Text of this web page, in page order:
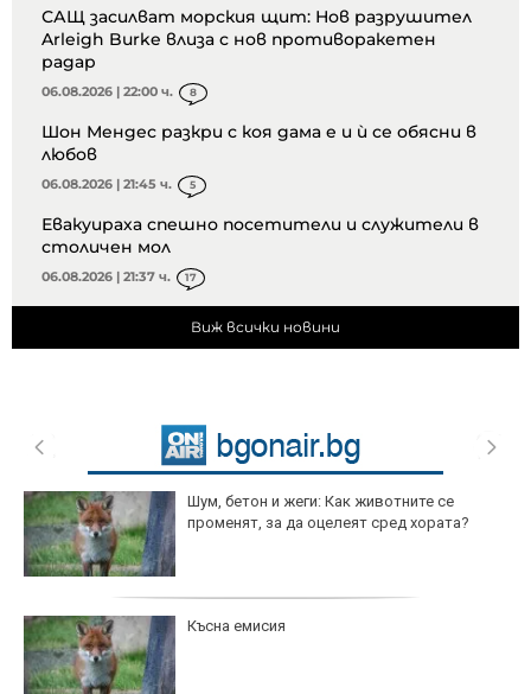
САЩ засилват морския щит: Нов разрушител
Arleigh Burke влиза с нов противоракетен
радар
06.08.2026 | 22:00 ч. 8
Шон Мендес разкри с коя дама е и ѝ се обясни в
любов
06.08.2026 | 21:45 ч. 5
Евакуираха спешно посетители и служители в
столичен мол
06.08.2026 | 21:37 ч. 17
Виж всички новини
Шум, бетон и жеги: Как животните се
променят, за да оцелеят сред хората?
Късна емисия